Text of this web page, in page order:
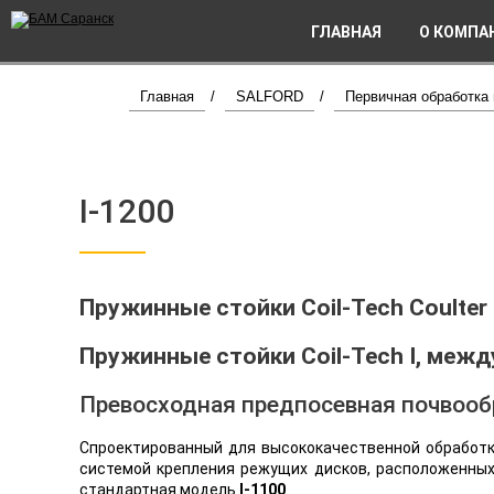
ГЛАВНАЯ О
Главная / SALFORD / Первичная
I-1200
Пружинные стойки Coil-Tech
Пружинные стойки Coil-Tech I,
Превосходная предпосевная
Спроектированный для высококачественной
системой крепления режущих дисков,
стандартная модель I-1100